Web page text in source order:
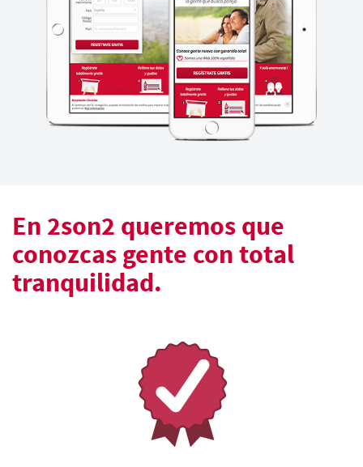
En 2son2 queremos que
conozcas gente con total
tranquilidad.